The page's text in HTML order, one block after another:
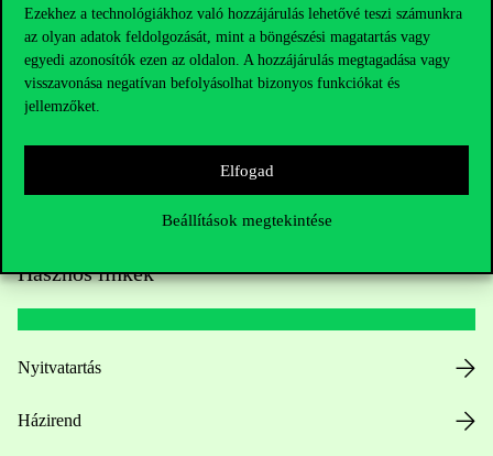
Ezekhez a technológiákhoz való hozzájárulás lehetővé teszi számunkra
az olyan adatok feldolgozását, mint a böngészési magatartás vagy
egyedi azonosítók ezen az oldalon. A hozzájárulás megtagadása vagy
visszavonása negatívan befolyásolhat bizonyos funkciókat és
jellemzőket.
Elfogad
Beállítások megtekintése
HUB jelenlegi hallgatóinknak
Sajtó:press@uni-corvinus.hu
Hasznos linkek
Nyitvatartás
Házirend